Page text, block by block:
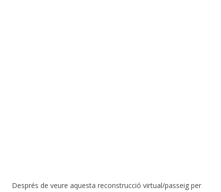
Després de veure aquesta reconstrucció virtual/passeig per